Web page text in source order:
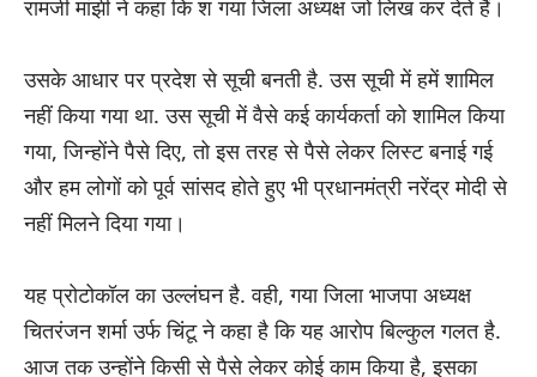
रामजी मांझी ने कहा कि श गया जिला अध्यक्ष जो लिख कर देते हैं।
उसके आधार पर प्रदेश से सूची बनती है. उस सूची में हमें शामिल
नहीं किया गया था. उस सूची में वैसे कई कार्यकर्ता को शामिल किया
गया, जिन्होंने पैसे दिए, तो इस तरह से पैसे लेकर लिस्ट बनाई गई
और हम लोगों को पूर्व सांसद होते हुए भी प्रधानमंत्री नरेंद्र मोदी से
नहीं मिलने दिया गया।
यह प्रोटोकॉल का उल्लंघन है. वही, गया जिला भाजपा अध्यक्ष
चितरंजन शर्मा उर्फ चिंटू ने कहा है कि यह आरोप बिल्कुल गलत है.
आज तक उन्होंने किसी से पैसे लेकर कोई काम किया है, इसका